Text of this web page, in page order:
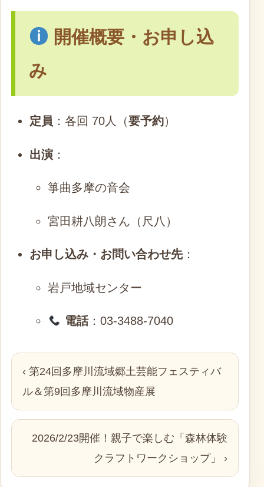
開催概要・お申し込
み
定員 ：各回 70人（要予約）
出演 ：
箏曲多摩の音会
宮田耕八朗さん（尺八）
お申し込み・お問い合わせ先：
岩戸地域センター
電話：03-3488-7040
‹ 第24回多摩川流域郷土芸能フェスティバ
ル＆第9回多摩川流域物産展
2026/2/23開催！親子で楽しむ「森林体験
クラフトワークショップ」 ›